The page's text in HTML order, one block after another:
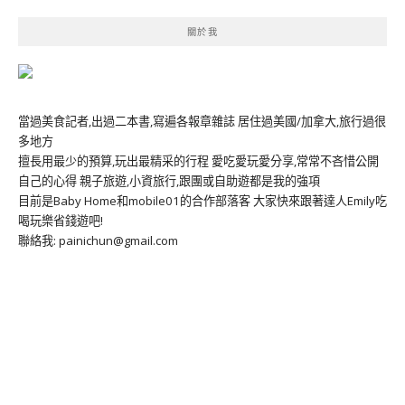
關於我
當過美食記者,出過二本書,寫遍各報章雜誌 居住過美國/加拿大,旅行過很
多地方
擅長用最少的預算,玩出最精采的行程 愛吃愛玩愛分享,常常不吝惜公開
自己的心得 親子旅遊,小資旅行,跟團或自助遊都是我的強項
目前是Baby Home和mobile01的合作部落客 大家快來跟著達人Emily吃
喝玩樂省錢遊吧!
聯絡我: painichun@gmail.com